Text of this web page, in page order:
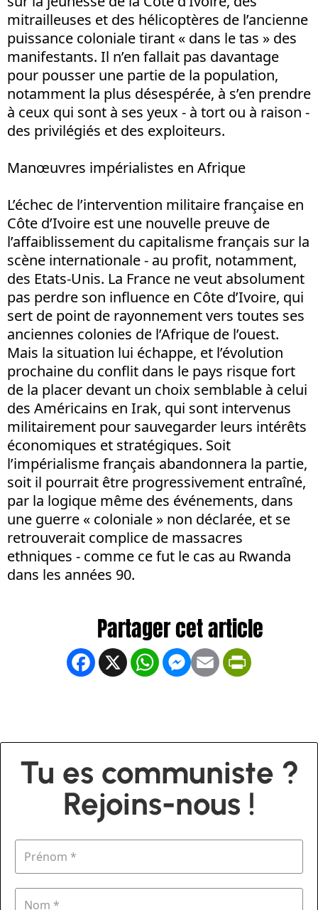
mitrailleuses et des hélicoptères de l’ancienne
puissance coloniale tirant « dans le tas » des
manifestants. Il n’en fallait pas davantage
pour pousser une partie de la population,
notamment la plus désespérée, à s’en prendre
à ceux qui sont à ses yeux - à tort ou à raison -
des privilégiés et des exploiteurs.
Manœuvres impérialistes en Afrique
L’échec de l’intervention militaire française en
Côte d’Ivoire est une nouvelle preuve de
l’affaiblissement du capitalisme français sur la
scène internationale - au profit, notamment,
des Etats-Unis. La France ne veut absolument
pas perdre son influence en Côte d’Ivoire, qui
sert de point de rayonnement vers toutes ses
anciennes colonies de l’Afrique de l’ouest.
Mais la situation lui échappe, et l’évolution
prochaine du conflit dans le pays risque fort
de la placer devant un choix semblable à celui
des Américains en Irak, qui sont intervenus
militairement pour sauvegarder leurs intérêts
économiques et stratégiques. Soit
l’impérialisme français abandonnera la partie,
soit il pourrait être progressivement entraîné,
par la logique même des événements, dans
une guerre « coloniale » non déclarée, et se
retrouverait complice de massacres
ethniques - comme ce fut le cas au Rwanda
dans les années 90.
Facebook
X WhatsApp
Messenger
Email
Tu es communiste ?
Rejoins-nous !